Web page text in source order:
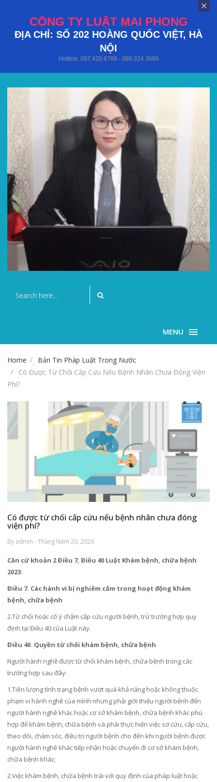
CÔNG TY LUẬT MAI PHONG
ĐỊA CHỈ: SỐ 202 HOÀNG QUỐC VIỆT, HÀ
NỘI
Hotline: 097 420 6766 - 090 324 3686
MENU
Home
Bản Tin Pháp Luật Trong Nước
Có Được Từ Chối Cấp Cứu Nếu Bệnh Nhân Chưa Đóng Viện
Phí?
Có được từ chối cấp cứu nếu bệnh nhân chưa đóng
viện phí?
By admin - Tháng Năm 20, 2026
Căn cứ khoản 2 Điều 7, Điều 40 Luật Khám bệnh, chữa bệnh
2023:
Điều 7. Các hành vi bị nghiêm cấm trong hoạt động khám
bệnh, chữa bệnh
2.Từ chối hoặc cố ý chậm cấp cứu người bệnh, trừ trường hợp quy
định tại Điều 40 của Luật này.
Điều 40. Quyền từ chối khám bệnh, chữa bệnh
Người hành nghề được từ chối khám bệnh, chữa bệnh trong các
trường hợp sau đây:
1.Tiên lượng tình trạng bệnh vượt quá khả năng hoặc không thuộc
phạm vi hành nghề của mình nhưng phải giới thiệu người bệnh đến
người hành nghề khác hoặc cơ sở khám bệnh, chữa bệnh khác phù
hợp để khám bệnh, chữa bệnh và phải thực hiện việc sơ cứu, cấp cứu,
theo dõi, chăm sóc, điều trị người bệnh cho đến khi người bệnh được
người hành nghề khác tiếp nhận hoặc chuyển đi cơ sở khám bệnh,
chữa bệnh khác;
2.Việc khám bệnh, chữa bệnh trái với quy định của pháp luật hoặc